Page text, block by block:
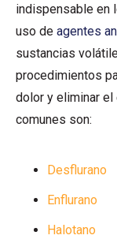
indispensable en
uso de agentes
sustancias
procedimientos
dolor y eliminar
comunes son:
Desflurano
Enflurano
Halotano